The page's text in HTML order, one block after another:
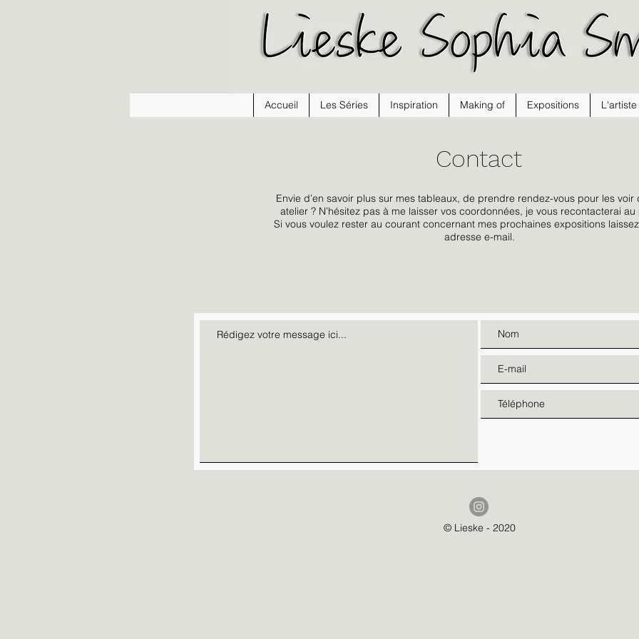
Accueil Les Séries Inspiration Making of Expositions L'artiste
Contact
Envie d’en savoir plus sur mes tableaux, de prendre rendez-vous pour les voir
atelier ? N’hésitez pas à me laisser vos coordonnées, je vous recontacterai au
Si vous voulez rester au courant concernant mes prochaines expositions
adresse e-mail.
© Lieske - 2020